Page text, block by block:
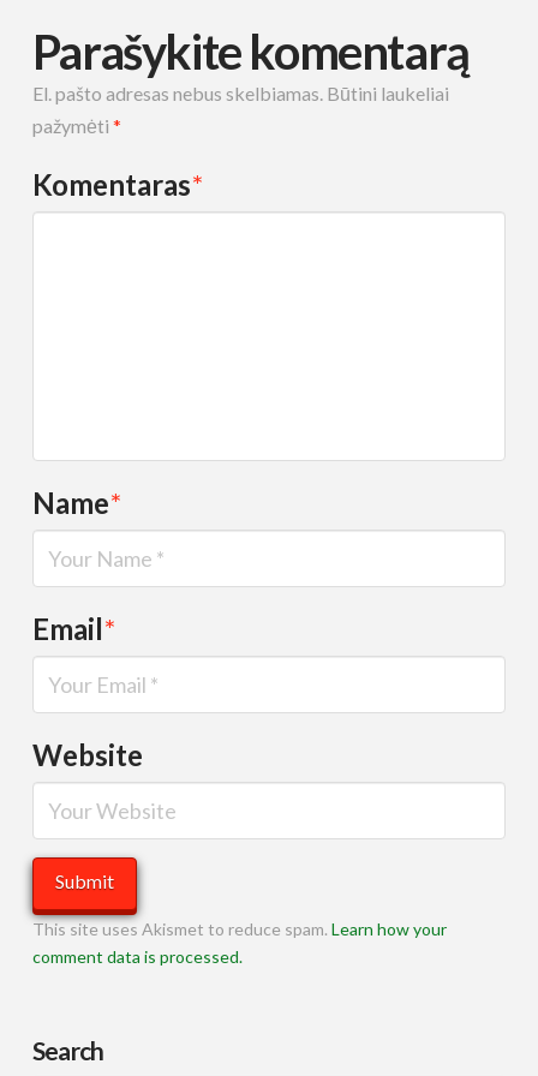
Parašykite komentarą
El. pašto adresas nebus skelbiamas. Būtini laukeliai
pažymėti *
Komentaras*
Name*
Email*
Website
This site uses Akismet to reduce spam. Learn how your
comment data is processed.
Search